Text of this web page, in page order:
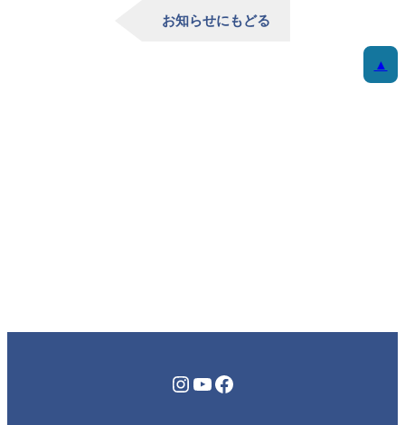
お知らせにもどる
▲
Instagram YouTube Facebook